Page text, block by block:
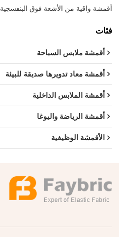
أقمشة واقية من الأشعة فوق البنفسجية
فئات
أقمشة ملابس السباحة
أقمشة معاد تدويرها صديقة للبيئة
أقمشة الملابس الداخلية
أقمشة الرياضة واليوغا
الأقمشة الوظيفية